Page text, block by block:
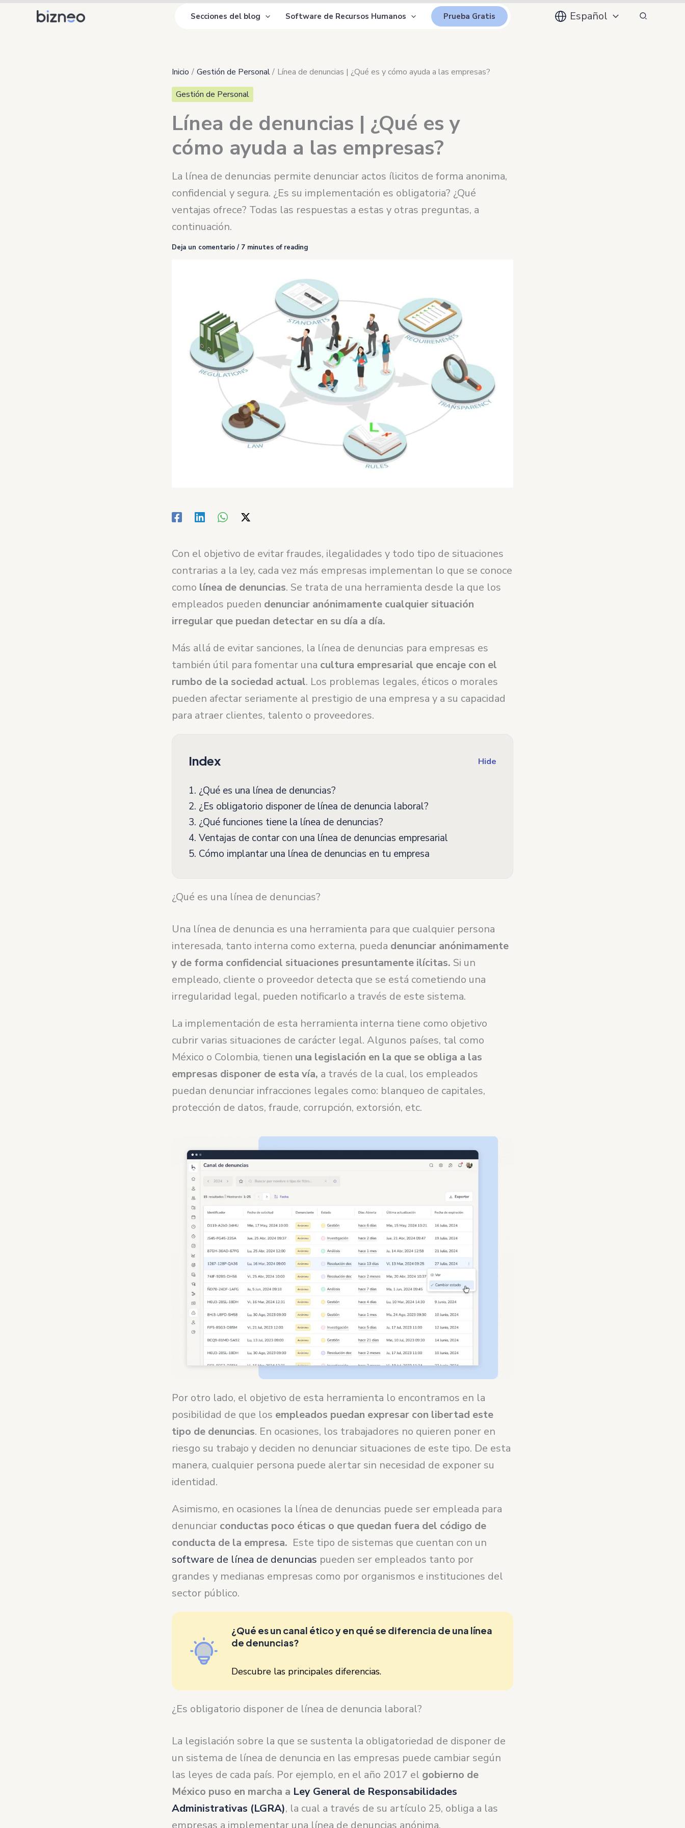
Secciones del blog Software de Recursos Humanos Prueba Gratis Español Buscar
Inicio Gestión de Personal
Línea de denuncias | ¿Qué es y cómo ayuda a las empresas?
Gestión de Personal
Línea de denuncias | ¿Qué es y
cómo ayuda a las empresas?
La línea de denuncias permite denunciar actos ílicitos de forma anonima,
confidencial y segura. ¿Es su implementación es obligatoria? ¿Qué
ventajas ofrece? Todas las respuestas a estas y otras preguntas, a
continuación.
Deja un comentario / 7 minutes of reading
Con el objetivo de evitar fraudes, ilegalidades y todo tipo de situaciones
contrarias a la ley, cada vez más empresas implementan lo que se conoce
como línea de denuncias. Se trata de una herramienta desde la que los
empleados pueden denunciar anónimamente cualquier situación
irregular que puedan detectar en su día a día.
Más allá de evitar sanciones, la línea de denuncias para empresas es
también útil para fomentar una cultura empresarial que encaje con el
rumbo de la sociedad actual. Los problemas legales, éticos o morales
pueden afectar seriamente al prestigio de una empresa y a su capacidad
para atraer clientes, talento o proveedores.
Index Hide
1. ¿Qué es una línea de denuncias?
2. ¿Es obligatorio disponer de línea de denuncia laboral?
3. ¿Qué funciones tiene la línea de denuncias?
4. Ventajas de contar con una línea de denuncias empresarial
5. Cómo implantar una línea de denuncias en tu empresa
¿Qué es una línea de denuncias?
Una línea de denuncia es una herramienta para que cualquier persona
interesada, tanto interna como externa, pueda denunciar anónimamente
y de forma confidencial situaciones presuntamente ilícitas. Si un
empleado, cliente o proveedor detecta que se está cometiendo una
irregularidad legal, pueden notificarlo a través de este sistema.
La implementación de esta herramienta interna tiene como objetivo
cubrir varias situaciones de carácter legal. Algunos países, tal como
México o Colombia, tienen una legislación en la que se obliga a las
empresas disponer de esta vía, a través de la cual, los empleados
puedan denunciar infracciones legales como: blanqueo de capitales,
protección de datos, fraude, corrupción, extorsión, etc.
Por otro lado, el objetivo de esta herramienta lo encontramos en la
posibilidad de que los empleados puedan expresar con libertad este
tipo de denuncias. En ocasiones, los trabajadores no quieren poner en
riesgo su trabajo y deciden no denunciar situaciones de este tipo. De esta
manera, cualquier persona puede alertar sin necesidad de exponer su
identidad.
Asimismo, en ocasiones la línea de denuncias puede ser empleada para
denunciar conductas poco éticas o que quedan fuera del código de
conducta de la empresa. Este tipo de sistemas que cuentan con un
software de línea de denuncias pueden ser empleados tanto por
grandes y medianas empresas como por organismos e instituciones del
sector público.
¿Qué es un canal ético y en qué se diferencia de una línea
de denuncias?
Descubre las principales diferencias.
¿Es obligatorio disponer de línea de denuncia laboral?
La legislación sobre la que se sustenta la obligatoriedad de disponer de
un sistema de línea de denuncia en las empresas puede cambiar según
las leyes de cada país. Por ejemplo, en el año 2017 el gobierno de
México puso en marcha a Ley General de Responsabilidades
Administrativas (LGRA), la cual a través de su artículo 25, obliga a las